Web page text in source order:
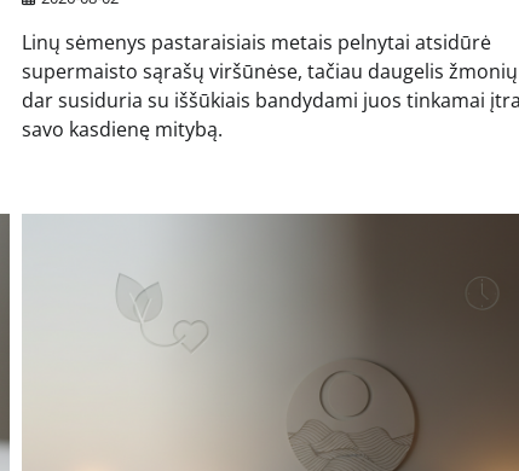
Linų sėmenys pastaraisiais metais pelnytai atsidūrė
supermaisto sąrašų viršūnėse, tačiau daugelis
dar susiduria su iššūkiais bandydami juos tinkamai
savo kasdienę mitybą.